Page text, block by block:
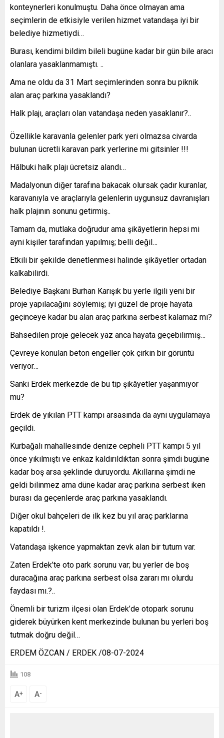
konteynerleri konulmuştu. Daha önce olmayan ama
seçimlerin de etkisiyle verilen hizmet vatandaşa iyi bir
belediye hizmetiydi…
Burası, kendimi bildim bileli bugüne kadar bir gün bile aracı
olanlara yasaklanmamıştı. ..
Ama ne oldu da 31 Mart seçimlerinden sonra bu piknik
alan araç parkına yasaklandı?
Halk plajı, araçları olan vatandaşa neden yasaklanır?..
Özellikle karavanla gelenler park yeri olmazsa civarda
bulunan ücretli karavan park yerlerine mi gitsinler !!!
Hâlbuki halk plajı ücretsiz alandı…
Madalyonun diğer tarafına bakacak olursak çadır kuranlar,
karavanıyla ve araçlarıyla gelenlerin uygunsuz davranışları
halk plajının sonunu getirmiş..
Tamam da, mutlaka doğrudur ama şikâyetlerin hepsi mi
ayni kişiler tarafından yapılmış; belli değil…
Etkili bir şekilde denetlenmesi halinde şikâyetler ortadan
kalkabilirdi.
Belediye Başkanı Burhan Karışık bu yerle ilgili yeni bir
proje yapılacağını söylemiş; iyi güzel de proje hayata
geçinceye kadar bu alan araç parkına serbest kalamaz mı?
Bahsedilen proje gelecek yaz anca hayata geçebilirmiş…
Çevreye konulan beton engeller çok çirkin bir görüntü
veriyor…
Sanki Erdek merkezde de bu tip şikâyetler yaşanmıyor
mu?
Erdek de yıkılan PTT kampı arsasında da ayni uygulamaya
geçildi.
Kurbağalı mahallesinde denize cepheli PTT kampı 5 yıl
önce yıkılmıştı ve enkaz kaldırıldıktan sonra şimdi bugüne
kadar boş arsa şeklinde duruyordu. Akıllarına şimdi ne
geldi bilinmez ama düne kadar araç parkına serbest iken
burası da geçenlerde araç parkına yasaklandı.
Diğer okul bahçeleri de ilk kez bu yıl araç parklarına
kapatıldı !.
Vatandaşa işkence yapmaktan zevk alan bir tutum var.
Zaten Erdek’te oto park sorunu var; bu yerler de boş
duracağına araç parkına serbest olsa zararı mı olurdu
faydası mı.?..
Önemli bir turizm ilçesi olan Erdek’de otopark sorunu
giderek büyürken kent merkezinde bulunan bu yerleri boş
tutmak doğru değil…
ERDEM ÖZCAN / ERDEK /08-07-2024
108
A+ A-